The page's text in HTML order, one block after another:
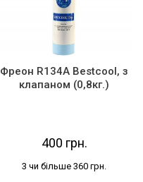
Фреон R134А Bestcool, з
клапаном (0,8кг.)
400 грн.
3 чи більше 360 грн.